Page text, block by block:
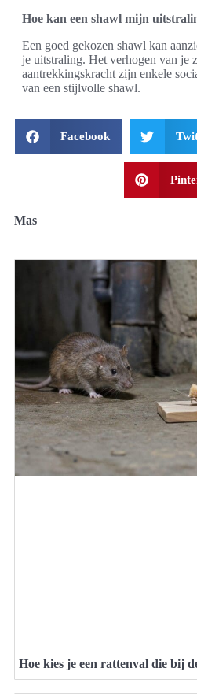
Hoe kan een shawl mijn
Een goed gekozen shawl kan
je uitstraling. Het verhogen van je
aantrekkingskracht zijn enkele
van een stijlvolle shawl.
Facebook
Mas
Hoe kies je een rattenval die bij